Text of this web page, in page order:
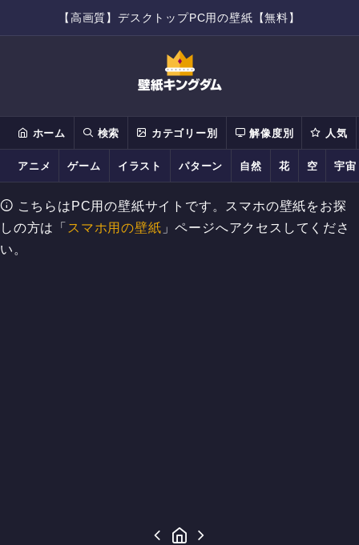
【高画質】デスクトップPC用の壁紙【無料】
ホーム 検索 カテゴリー別 解像度別 人気
アニメ ゲーム イラスト パターン 自然 花 空 宇宙
こちらはPC用の壁紙サイトです。スマホの壁紙をお探
しの方は「 スマホ用の壁紙 」ページへアクセスしてくださ
い。